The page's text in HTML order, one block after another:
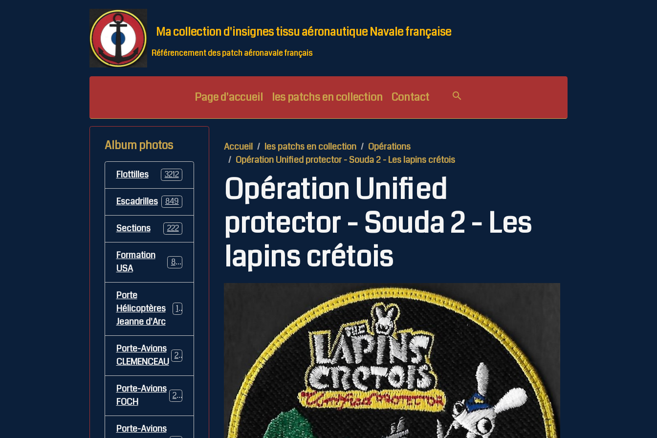
Ma collection d'insignes tissu aéronautique Navale française
Référencement des patch aéronavale français
Page d'accueil les patchs en collection Contact
Accueil les patchs en collection
Opérations
Opération Unified protector - Souda 2 - Les lapins crétois
Opération Unified
protector - Souda 2 - Les
lapins crétois
Album photos
Flottilles 3212
Escadrilles 849
Sections 222
Formation
USA
84
Porte
Hélicoptères
Jeanne d'Arc
12
Porte-Avions
CLEMENCEAU
26
Porte-Avions
FOCH
29
Porte-Avions